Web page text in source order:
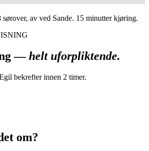
av ved Sande. 15 minutter kjøring.
— helt uforpliktende.
bekrefter innen 2 timer.
om?